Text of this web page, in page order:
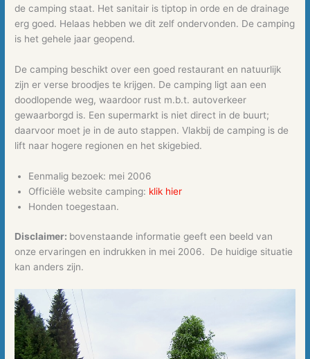
de camping staat. Het sanitair is tiptop in orde en de drainage
erg goed. Helaas hebben we dit zelf ondervonden. De camping
is het gehele jaar geopend.
De camping beschikt over een goed restaurant en natuurlijk
zijn er verse broodjes te krijgen. De camping ligt aan een
doodlopende weg, waardoor rust m.b.t. autoverkeer
gewaarborgd is. Een supermarkt is niet direct in de buurt;
daarvoor moet je in de auto stappen. Vlakbij de camping is de
lift naar hogere regionen en het skigebied.
Eenmalig bezoek: mei 2006
Officiële website camping: klik hier
Honden toegestaan.
Disclaimer: bovenstaande informatie geeft een beeld van
onze ervaringen en indrukken in mei 2006. De huidige situatie
kan anders zijn.